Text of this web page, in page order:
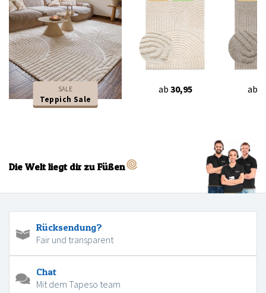
SALE
Teppich Sale
ab 30,95 ab
Die Welt liegt dir zu Füßen
Rücksendung?
Fair und transparent
Chat
Mit dem Tapeso team